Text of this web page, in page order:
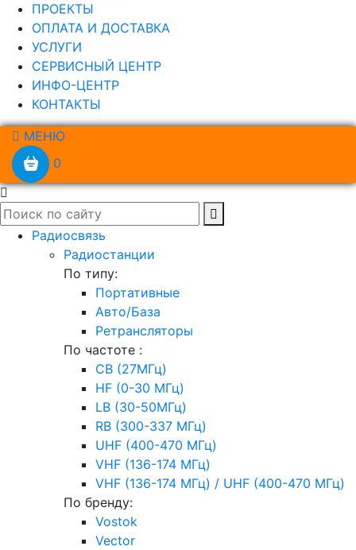
ПРОЕКТЫ
ОПЛАТА И ДОСТАВКА
УСЛУГИ
СЕРВИСНЫЙ ЦЕНТР
ИНФО-ЦЕНТР
КОНТАКТЫ
МЕНЮ
0
Радиосвязь
Радиостанции
По типу:
Портативные
Авто/База
Ретрансляторы
По частоте :
CB (27МГц)
HF (0-30 МГц)
LB (30-50МГц)
RB (300-337 МГц)
UHF (400-470 МГц)
VHF (136-174 МГц)
VHF (136-174 МГц) / UHF (400-470 МГц)
По бренду:
Vostok
Vector